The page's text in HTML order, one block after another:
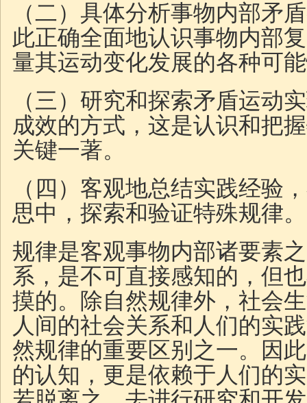
（二）具体分析事物内部矛
此正确全面地认识事物内部
量其运动变化发展的各种可
（三）研究和探索矛盾运动
成效的方式，这是认识和把
关键一著。
（四）客观地总结实践经验
思中，探索和验证特殊规律。
规律是客观事物内部诸要素
系，是不可直接感知的，但
摸的。除自然规律外，社会
人间的社会关系和人们的实
然规律的重要区别之一。因
的认知，更是依赖于人们的